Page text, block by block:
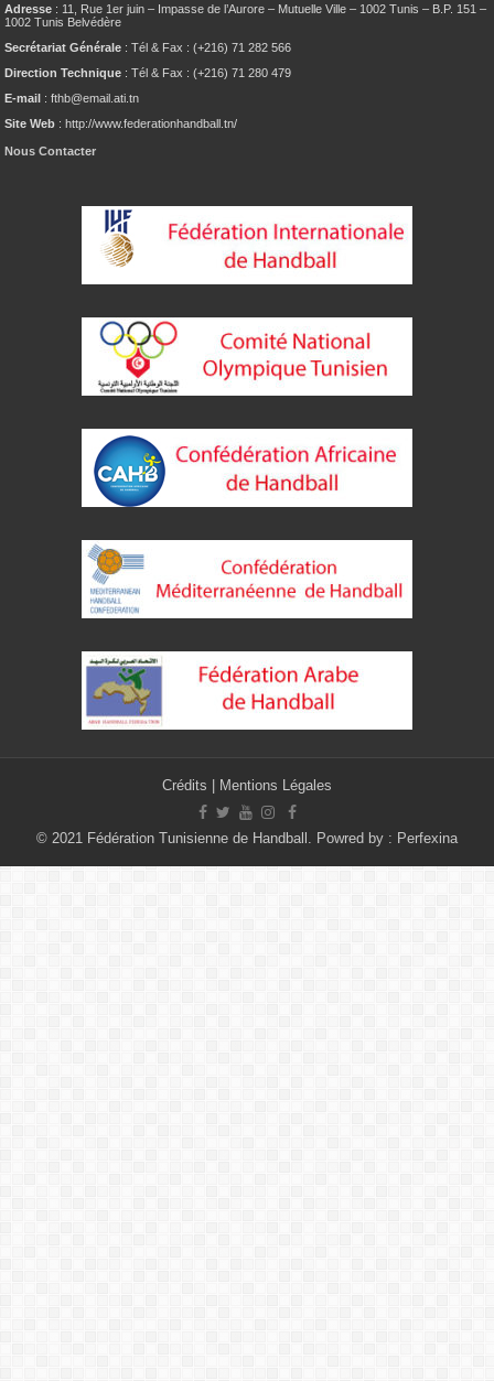
Adresse : 11, Rue 1er juin – Impasse de l’Aurore – Mutuelle Ville – 1002 Tunis – B.P. 151 –
1002 Tunis Belvédère
Secrétariat Générale : Tél & Fax : (+216) 71 282 566
Direction Technique : Tél & Fax : (+216) 71 280 479
E-mail : fthb@email.ati.tn
Site Web : http://www.federationhandball.tn/
Nous Contacter
Crédits Mentions Légales
© 2021 Fédération Tunisienne de Handball. Powred by : Perfexina